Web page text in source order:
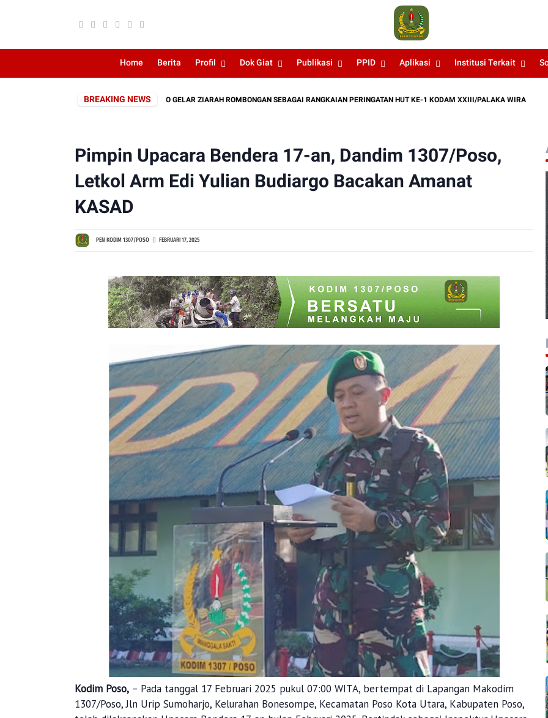
Home Berita Profil Dok Giat Publikasi PPID Aplikasi Institusi Terkait
BREAKING NEWS
KODIM 1307/POSO GELAR ZIARAH ROMBONGAN SEBAGAI RANGKAIAN PERINGATAN HUT KE-1 KODAM XXIII/PALAKA WIRA
Pimpin Upacara Bendera 17-an, Dandim 1307/Poso,
Letkol Arm Edi Yulian Budiargo Bacakan Amanat
KASAD
PEN KODIM 1307/POSO FEBRUARI 17, 2025
Kodim Poso, – Pada tanggal 17 Februari 2025 pukul 07:00 WITA, bertempat di Lapangan Makodim
1307/Poso, Jln Urip Sumoharjo, Kelurahan Bonesompe, Kecamatan Poso Kota Utara, Kabupaten Poso,